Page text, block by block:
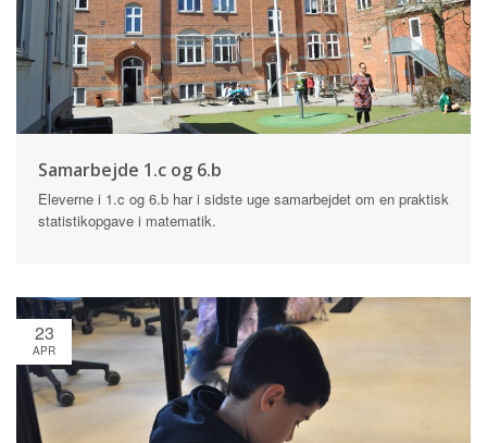
Samarbejde 1.c og 6.b
Eleverne i 1.c og 6.b har i sidste uge samarbejdet om en praktisk
statistikopgave i matematik.
23
APR